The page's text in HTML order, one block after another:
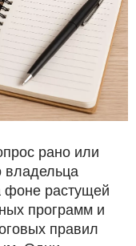
рано или
владельца
фоне растущей
программ и
правил